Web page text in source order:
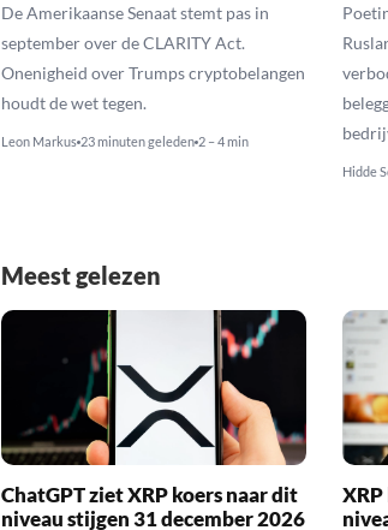
De Amerikaanse Senaat stemt pas in
september over de CLARITY Act.
Onenigheid over Trumps cryptobelangen
houdt de wet tegen.
Leon Markus 23 minuten geleden 2 – 4 min
Hidde
Meest gelezen
ChatGPT ziet XRP koers naar dit
niveau stijgen 31 december 2026